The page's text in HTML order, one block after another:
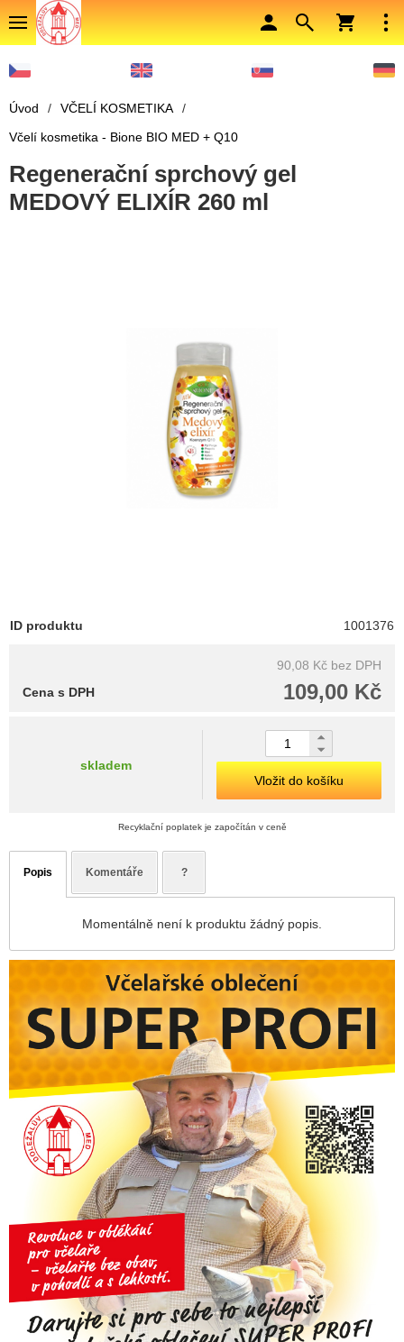
Úvod / VČELÍ KOSMETIKA
/
Včelí kosmetika - Bione BIO MED + Q10
Regenerační sprchový gel
MEDOVÝ ELIXÍR 260 ml
ID produktu 1001376
90,08 Kč bez DPH
109,00 Kč
Cena s DPH
skladem
Vložit do košíku
Recyklační poplatek je započítán v ceně
Popis Komentáře ?
Momentálně není k produktu žádný popis.